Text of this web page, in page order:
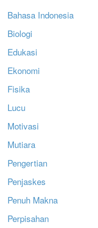
Bahasa Indonesia
Biologi
Edukasi
Ekonomi
Fisika
Lucu
Motivasi
Mutiara
Pengertian
Penjaskes
Penuh Makna
Perpisahan